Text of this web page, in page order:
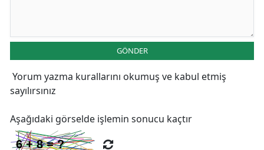
GÖNDER
Yorum yazma kurallarını okumuş ve kabul etmiş
sayılırsınız
Aşağıdaki görselde işlemin sonucu kaçtır